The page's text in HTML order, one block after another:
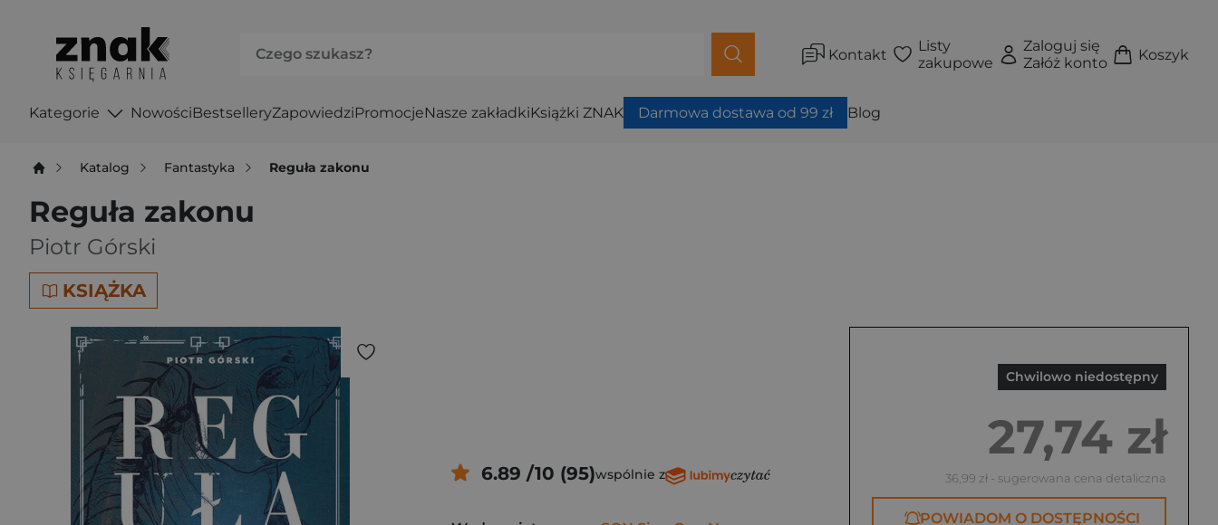
Kontakt
Listy
zakupowe
Zaloguj się
Załóż konto
Koszyk
Kategorie NowościBestselleryZapowiedziPromocjeNasze zakładkiKsiążki ZNAK Darmowa dostawa od 99 zł Blog
Katalog Fantastyka Reguła zakonu
Reguła zakonu
Piotr Górski
KSIĄŻKA
Chwilowo niedostępny
27,74 zł
36,99 zł - sugerowana cena detaliczna
POWIADOM O DOSTĘPNOŚCI
6.89 /10 (95)wspólnie z